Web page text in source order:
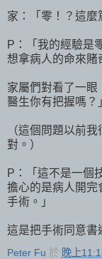
家：「零！？這麼
P：「我的經驗是
想拿病人的命來賭
家屬們對看了一眼
醫生你有把握嗎？
（這個問題以前
對。）
P：「這不是一個
擔心的是病人開完
手術。」
這是把手術同意書
Peter Fu 於 晚上